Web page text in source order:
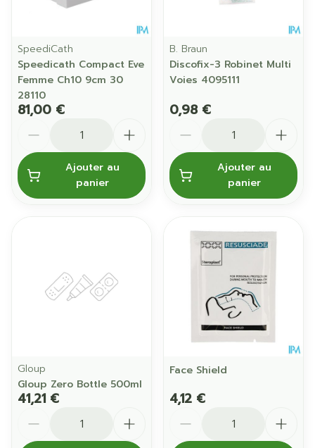
SpeediCath
Speedicath Compact Eve
Femme Ch10 9cm 30
28110
81,00 €
Ajouter au
panier
B. Braun
Discofix-3 Robinet Multi
Voies 4095111
0,98 €
Ajouter au
panier
Gloup
Gloup Zero Bottle 500ml
41,21 €
Face Shield
4,12 €